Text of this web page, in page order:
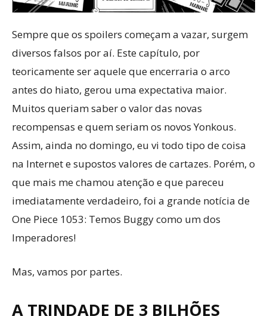
Sempre que os spoilers começam a vazar, surgem
diversos falsos por aí. Este capítulo, por
teoricamente ser aquele que encerraria o arco
antes do hiato, gerou uma expectativa maior.
Muitos queriam saber o valor das novas
recompensas e quem seriam os novos Yonkous.
Assim, ainda no domingo, eu vi todo tipo de coisa
na Internet e supostos valores de cartazes. Porém, o
que mais me chamou atenção e que pareceu
imediatamente verdadeiro, foi a grande notícia de
One Piece 1053: Temos Buggy como um dos
Imperadores!
Mas, vamos por partes.
A TRINDADE DE 3 BILHÕES